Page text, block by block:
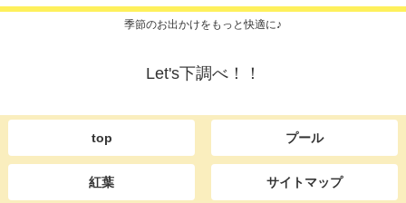
季節のお出かけをもっと快適に♪
Let's下調べ！！
top プール
紅葉 サイトマップ